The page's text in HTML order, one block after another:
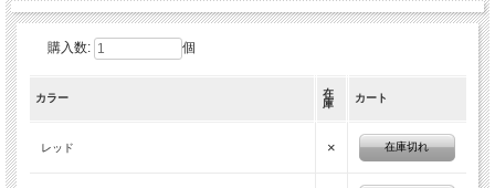
購入数: 個
カラー
在
庫
カート
レッド × 在庫切れ